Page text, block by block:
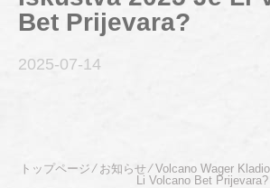
Bet Prijevara?
2025-07-14
トップページ ⁄ お知らせ⁄Volcano Wager
Li Volcano Bet Prijevara?